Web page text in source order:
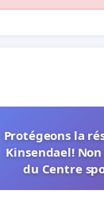
Protégeons la
Kinsendael!
du Centre